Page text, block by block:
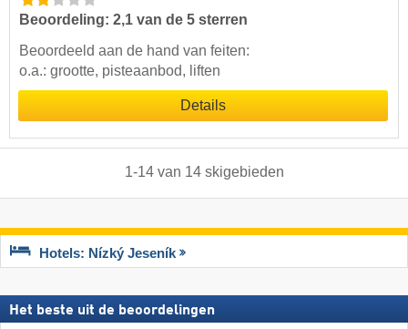
Beoordeling: 2,1 van de 5 sterren
Beoordeeld aan de hand van feiten:
o.a.: grootte, pisteaanbod, liften
Details
1-14van 14 skigebieden
Hotels: Nízký Jeseník
Het beste uit de beoordelingen